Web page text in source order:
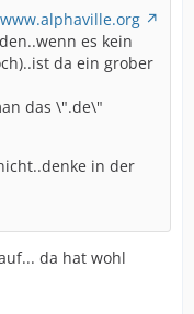
es kein
da ein grober
das \".de\"
in der
da hat wohl